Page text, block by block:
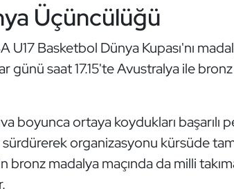
Üçüncülüğü
U17 Basketbol Dünya Kupası'nı
günü saat 17.15'te Avustralya ile
boyunca ortaya koydukları başarılı
organizasyonu kürsüde
bronz madalya maçında da milli